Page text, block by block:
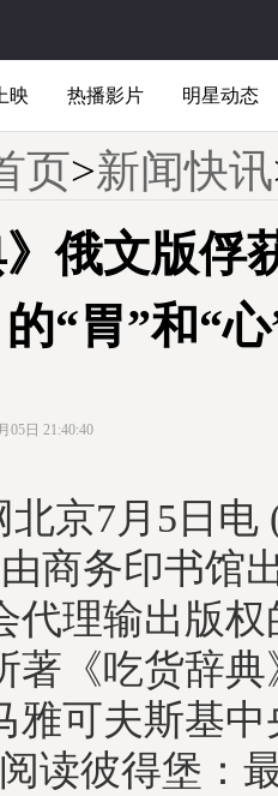
映 热播影片 明星动态
页>新闻快讯
》俄文版俘
的“胃”和“
05日 21:40:40
7月5日电 (
商务印书馆
代理输出版
著《吃货辞
雅可夫斯基
读彼得堡：